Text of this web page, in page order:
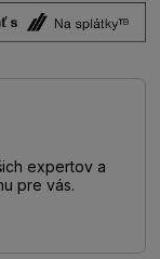
expertov a
pre vás.